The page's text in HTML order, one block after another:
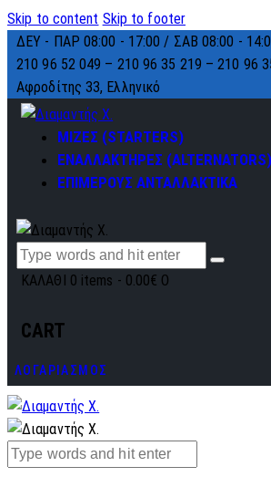
Skip to content Skip to footer
ΔΕΥ - ΠΑΡ 08:00 - 17:00 / ΣΑΒ 08:00 -
210 96 52 049 – 210 96 35 219 –210 96
Αφροδίτης 33, Ελληνικό
ΜΙΖΕΣ (STARTERS)
ΕΝΑΛΛΑΚΤΗΡΕΣ (ALTERNATORS)
ΕΠΙΜΕΡΟΥΣ ΑΝΤΑΛΛΑΚΤΙΚΑ
ΚΑΛΑΘΙ 0 items - 0.00€ 0
CART
ΛΟΓΑΡΙΑΣΜΟΣ